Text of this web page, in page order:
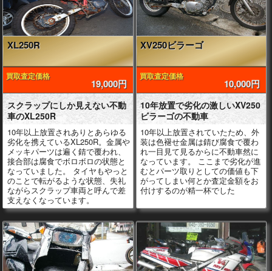
XL250R
買取査定価格
19,000円
スクラップにしか見えない不動
車のXL250R
10年以上放置されありとあらゆる
劣化を携えているXL250R。金属や
メッキパーツは遍く錆で覆われ、
接合部は腐食でボロボロの状態と
なっていました。 タイヤもやっと
のことで転がるような状態、失礼
ながらスクラップ車両と呼んで差
支えなくなっています。
XV250ビラーゴ
買取査定価格
10,000円
10年放置で劣化の激しいXV250
ビラーゴの不動車
10年以上放置されていたため、外
装は色褪せ金属は錆び腐食で覆わ
れ一目見て見るからに不動車然に
なっています。 ここまで劣化が進
むとパーツ取りとしての価値も下
がってしまい何とか査定金額をお
付けするのが精一杯でした